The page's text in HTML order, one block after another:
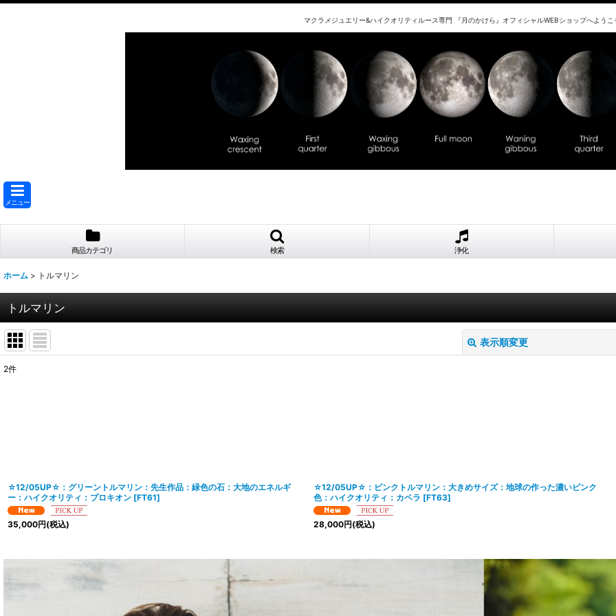
マクラメジュエリー&ハイクオリティルース専門 『月のかけら』オフィシャルWEBショップへようこ
メニュー
商品カテゴリ 検索 浄化
ホーム > トルマリン
トルマリン
表示順変更
2件
☆12/05UP☆：グリーントルマリン：先生作品：緑色の石：大地のエネルギ
ー：ハイクオリティ：プロキオン [FT61]
35,000円(税込)
☆12/05UP☆：ピンクトルマリン：大きめサイズ：地球の作った濃いピンク
色：ハイクオリティ：カペラ [FT63]
28,000円(税込)